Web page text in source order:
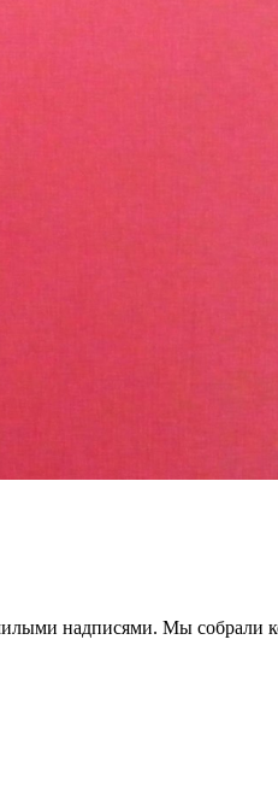
надписями. Мы собрали